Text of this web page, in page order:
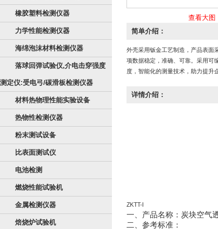
橡胶塑料检测仪器
力学性能检测仪器
海绵泡沫材料检测仪器
落球回弹试验仪,介电击穿强度
测定仪:受电弓/碳滑板检测仪器
材料热物理性能实验设备
热物性检测仪器
粉末测试设备
比表面测试仪
电池检测
燃烧性能试验机
金属检测仪器
焙烧炉试验机
查看大图
简单介绍：
外壳采用钣金工艺制造，产品表面
项数据稳定，准确、可靠。采用可
度，智能化的测量技术，助力提升
详情介绍：
ZKTT-I
一、产品名称：炭块空气
二、参考标准：